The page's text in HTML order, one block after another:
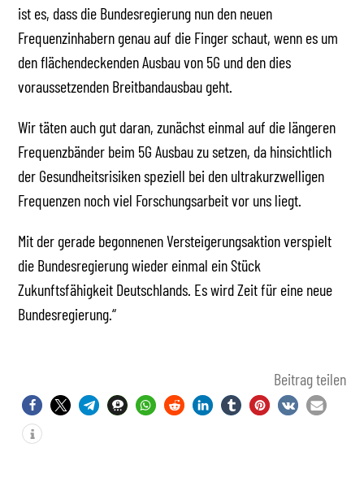
ist es, dass die Bundesregierung nun den neuen
Frequenzinhabern genau auf die Finger schaut, wenn es um
den flächendeckenden Ausbau von 5G und den dies
voraussetzenden Breitbandausbau geht.
Wir täten auch gut daran, zunächst einmal auf die längeren
Frequenzbänder beim 5G Ausbau zu setzen, da hinsichtlich
der Gesundheitsrisiken speziell bei den ultrakurzwelligen
Frequenzen noch viel Forschungsarbeit vor uns liegt.
Mit der gerade begonnenen Versteigerungsaktion verspielt
die Bundesregierung wieder einmal ein Stück
Zukunftsfähigkeit Deutschlands. Es wird Zeit für eine neue
Bundesregierung.“
Beitrag teilen